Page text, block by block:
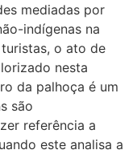
mediadas por
indígenas na
o ato de
nesta
da palhoça é um
são
referência a
este analisa a